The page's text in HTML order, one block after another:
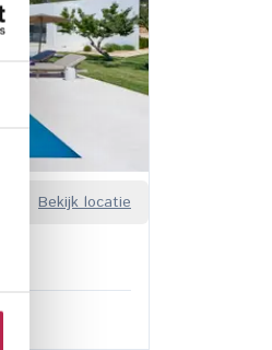
Bekijk locatie